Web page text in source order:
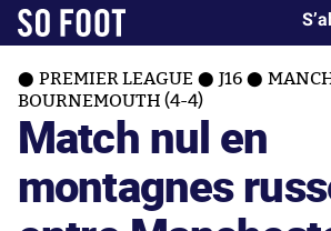
PREMIER LEAGUE J16
BOURNEMOUTH (4-4)
Match nul en
montagnes